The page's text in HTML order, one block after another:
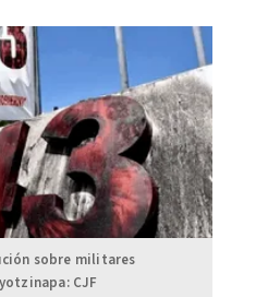
sobre militares
CJF